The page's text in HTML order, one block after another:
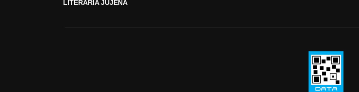
LITERARIA JUJEÑA